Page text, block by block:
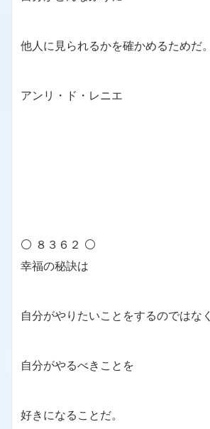
他人に見られるかを確かめるためだ。
アンリ・ド・レニエ
⚪ ８３６２ ⚪
幸福の秘訣は
自分がやりたいことをするのではなく
自分がやるべきことを
好きになることだ。